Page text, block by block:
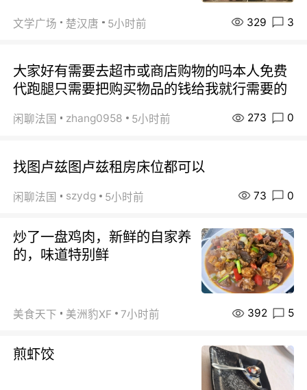
文学广场 楚汉唐 5小时前 329 3
大家好有需要去超市或商店购物的吗本人免费
代跑腿只需要把购买物品的钱给我就行需要的
闲聊法国 zhang0958 5小时前 273 0
找图卢兹图卢兹租房床位都可以
闲聊法国 szydg 5小时前 73 0
炒了一盘鸡肉，新鲜的自家养
的，味道特别鲜
美食天下 美洲豹XF 7小时前 392 5
煎虾饺